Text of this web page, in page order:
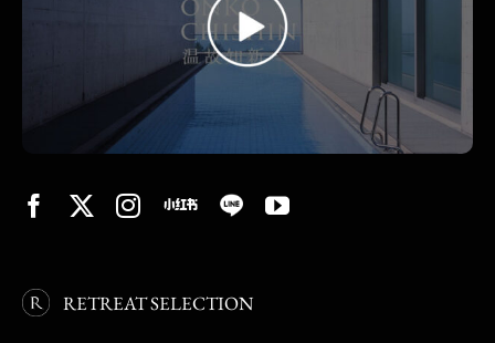
RETREAT SELECTION